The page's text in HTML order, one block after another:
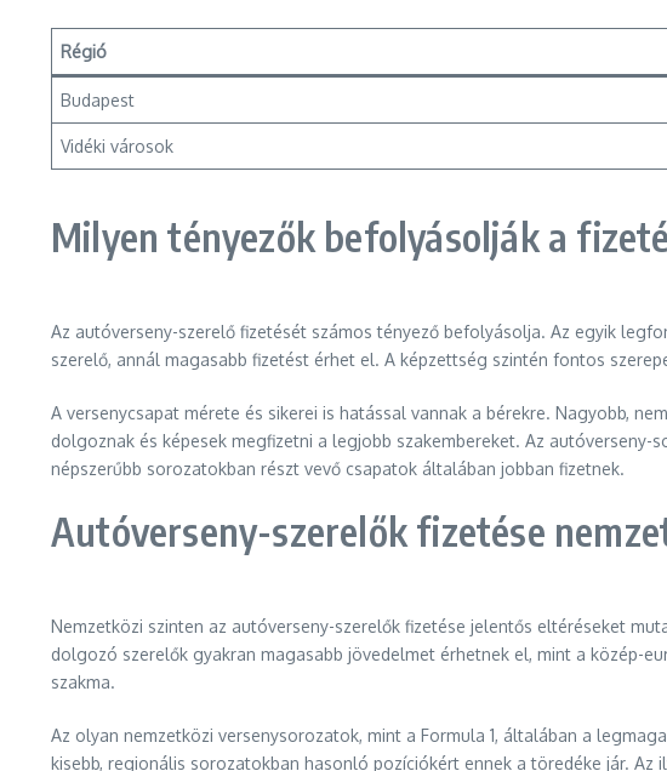
Régió
Budapest
Vidéki városok
Milyen tényezők befolyásolják a
Az autóverseny-szerelő fizetését számos tényező befolyásolja. Az egyik
szerelő, annál magasabb fizetést érhet el. A képzettség szintén fontos
A versenycsapat mérete és sikerei is hatással vannak a bérekre. Nagyobb,
dolgoznak és képesek megfizetni a legjobb szakembereket. Az
népszerűbb sorozatokban részt vevő csapatok általában jobban fizetnek.
Autóverseny-szerelők fizetése
Nemzetközi szinten az autóverseny-szerelők fizetése jelentős eltéréseket
dolgozó szerelők gyakran magasabb jövedelmet érhetnek el, mint a közép-
szakma.
Az olyan nemzetközi versenysorozatok, mint a Formula 1, általában a
kisebb, regionális sorozatokban hasonló pozíciókért ennek a töredéke jár.